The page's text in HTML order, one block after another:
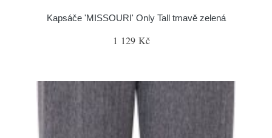
Kapsáče 'MISSOURI' Only Tall tmavě zelená
1 129 Kč